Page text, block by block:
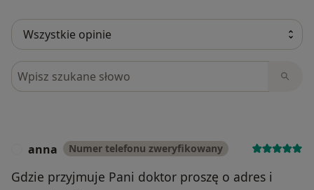
Szukaj w opiniach
anna Numer telefonu zweryfikowany
Gdzie przyjmuje Pani doktor proszę o adres i